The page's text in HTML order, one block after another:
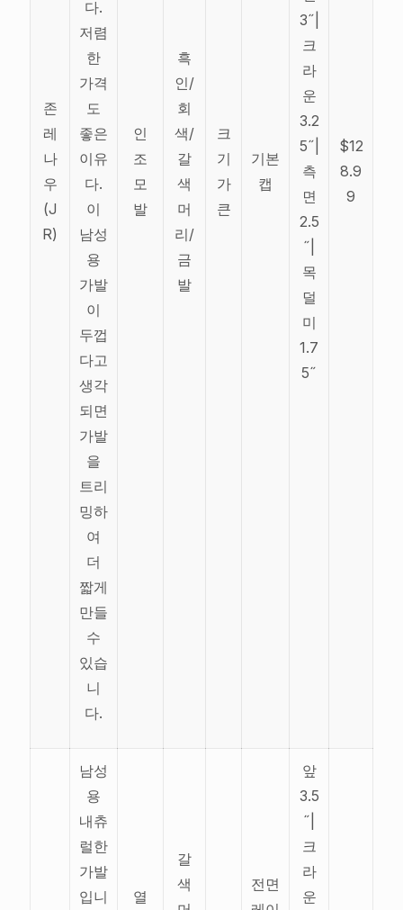
존
레
나
우
(J
R)
다.
저렴
한
가격
도
좋은
이유
다.
이
남성
용
가발
이
두껍
다고
생각
되면
가발
을
트리
밍하
여
더
짧게
만들
수
있습
니
다.
인
조
모
발
흑
인/
회
색/
갈
색
머
리/
금
발
크
기
가
큰
기본
캡
3˝|
크
라
운
3.2
5˝|
측
면
2.5
˝|
목
덜
미
1.7
5˝
$12
8.9
9
남성
용
내츄
럴한
가발
입니
열
갈
색
전면
앞
3.5
˝|
크
라
운